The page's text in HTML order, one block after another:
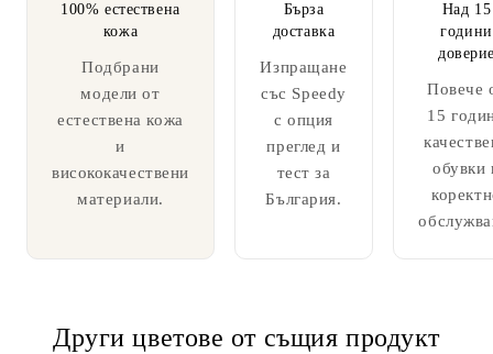
100% естествена
кожа
Подбрани
модели от
естествена кожа
и
висококачествени
материали.
Бърза
доставка
Изпращане
със Speedy
с опция
преглед и
тест за
България.
Над 15
години
Повече
15
обувки
Други цветове от същия продукт